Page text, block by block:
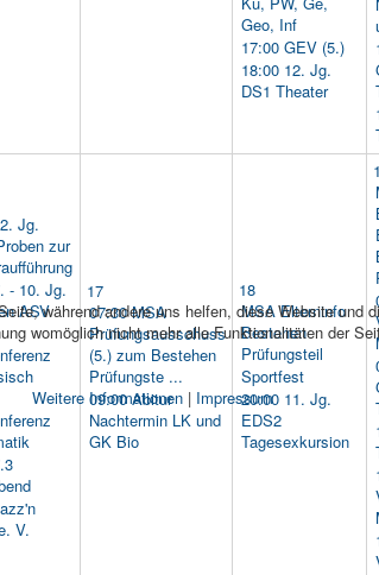
Geo, Inf
17:00 GEV (5.)
18:00 12. Jg.
DS1 Theater
Jg.
zur
- 10. Jg.
ASV
V.
17
07:30 MSA
Prüfungsausschuss
(5.) zum Bestehen
Prüfungste ...
09:00 Abitur
Nachtermin LK und
GK Bio
18
MSA Elterninfo
Bestehen
Prüfungsteil
Sportfest
20:00 11. Jg.
EDS2
Tagesexkursion
während andere uns helfen, diese Website
womöglich nicht mehr alle Funktionalitäten der
Weitere Informationen| Impressum